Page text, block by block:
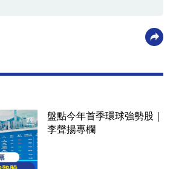
盤點今年首季環球強勢股｜
李聲揚專欄